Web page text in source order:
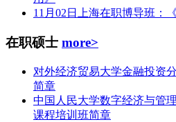
11月02日上海在职博导班：
在职硕士 more>
对外经济贸易大学金融投资
简章
中国人民大学数字经济与管
课程培训班简章